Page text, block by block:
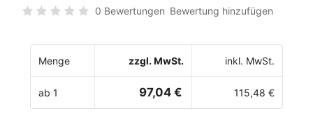
0 Bewertungen Bewertung hinzufügen
Menge zzgl. MwSt. inkl. MwSt.
ab 1 97,04 € 115,48 €